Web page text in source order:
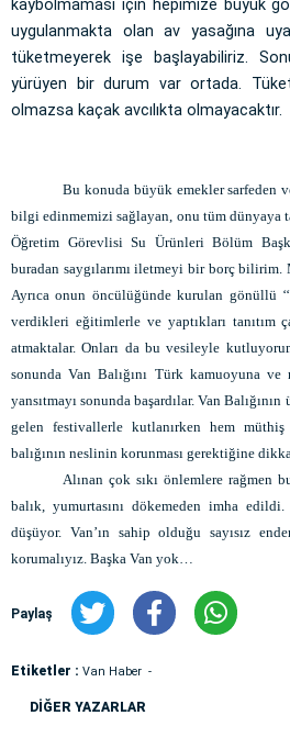
kaybolmaması için hepimize büyük
uygulanmakta olan av yasağına
tüketmeyerek işe başlayabiliriz.
yürüyen bir durum var ortada.
olmazsa kaçak avcılıkta olmayacaktır.
Bu konuda büyük emekler sarfeden
bilgi edinmemizi sağlayan, onu tüm dünyaya
Öğretim Görevlisi Su Ürünleri Bölüm
buradan saygılarımı iletmeyi bir borç bilirim.
Ayrıca onun öncülüğünde kurulan gönüllü
verdikleri eğitimlerle ve yaptıkları tanıtım
atmaktalar. Onları da bu vesileyle
sonunda Van Balığını Türk kamuoyuna ve
yansıtmayı sonunda başardılar. Van
gelen festivallerle kutlanırken hem
balığının neslinin korunması gerektiğine
Alınan çok sıkı önlemlere rağmen
balık, yumurtasını dökemeden imha
düşüyor. Van’ın sahip olduğu sayısız
korumalıyız. Başka Van yok…
Paylaş
Etiketler : Van Haber
DİĞER YAZARLAR